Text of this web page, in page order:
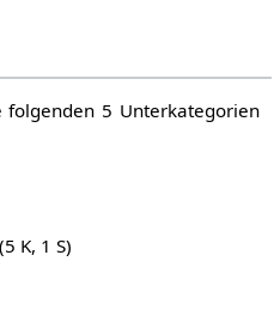
5 Unterkategorien
(5 K, 1 S)